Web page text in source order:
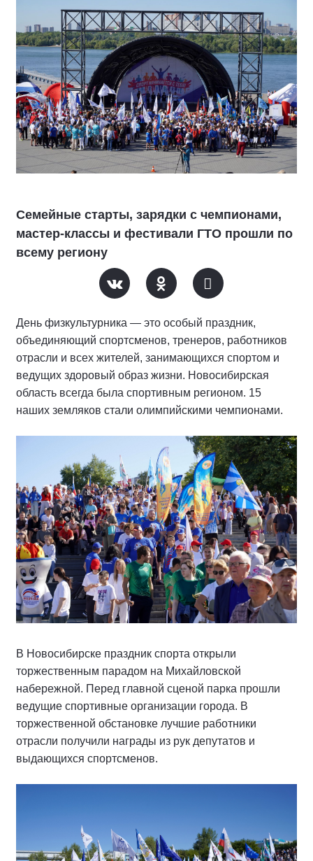
Семейные старты, зарядки с чемпионами,
мастер-классы и фестивали ГТО прошли по
всему региону
День физкультурника — это особый праздник,
объединяющий спортсменов, тренеров, работников
отрасли и всех жителей, занимающихся спортом и
ведущих здоровый образ жизни. Новосибирская
область всегда была спортивным регионом. 15
наших земляков стали олимпийскими чемпионами.
В Новосибирске праздник спорта открыли
торжественным парадом на Михайловской
набережной. Перед главной сценой парка прошли
ведущие спортивные организации города. В
торжественной обстановке лучшие работники
отрасли получили награды из рук депутатов и
выдающихся спортсменов.